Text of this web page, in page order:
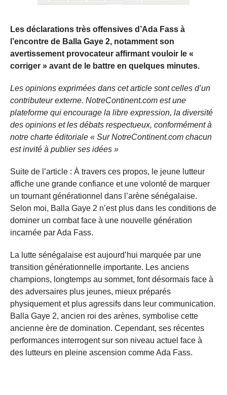
Les déclarations très offensives d’Ada Fass à
l’encontre de Balla Gaye 2, notamment son
avertissement provocateur affirmant vouloir le «
corriger » avant de le battre en quelques minutes.
Les opinions exprimées dans cet article sont celles d’un
contributeur externe. NotreContinent.com est une
plateforme qui encourage la libre expression, la diversité
des opinions et les débats respectueux, conformément à
notre charte éditoriale « Sur NotreContinent.com chacun
est invité à publier ses idées »
Suite de l’article : À travers ces propos, le jeune lutteur
affiche une grande confiance et une volonté de marquer
un tournant générationnel dans l’arène sénégalaise.
Selon moi, Balla Gaye 2 n’est plus dans les conditions de
dominer un combat face à une nouvelle génération
incarnée par Ada Fass.
La lutte sénégalaise est aujourd’hui marquée par une
transition générationnelle importante. Les anciens
champions, longtemps au sommet, font désormais face à
des adversaires plus jeunes, mieux préparés
physiquement et plus agressifs dans leur communication.
Balla Gaye 2, ancien roi des arènes, symbolise cette
ancienne ère de domination. Cependant, ses récentes
performances interrogent sur son niveau actuel face à
des lutteurs en pleine ascension comme Ada Fass.